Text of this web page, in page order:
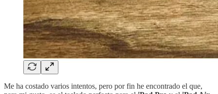
Me ha costado varios intentos, pero por fin he encontrado el que,